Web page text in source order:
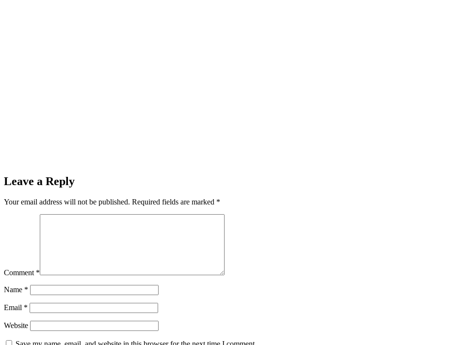
Leave a Reply
Your email address will not be published. Required fields are marked *
Comment *
Name *
Email *
Website